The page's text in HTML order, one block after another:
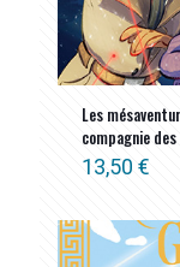
Les
compagnie
13,50 €